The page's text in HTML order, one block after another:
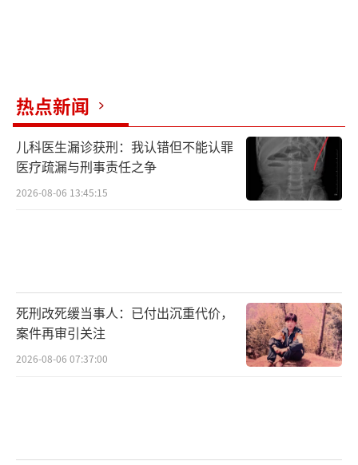
热点新闻
儿科医生漏诊获刑：我认错但不能认罪
医疗疏漏与刑事责任之争
2026-08-06 13:45:15
死刑改死缓当事人：已付出沉重代价，
案件再审引关注
2026-08-06 07:37:00